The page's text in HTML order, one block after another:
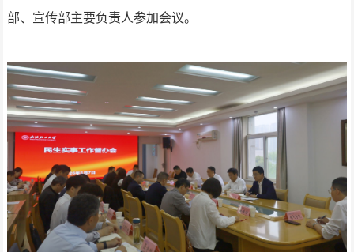
部、宣传部主要负责人参加会议。